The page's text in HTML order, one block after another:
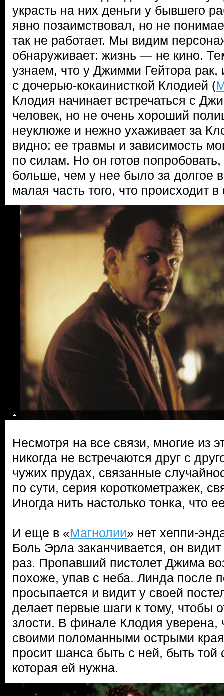
украсть на них деньги у бывшего
явно позаимствовал, но не
так не работает. Мы видим
обнаруживает: жизнь — не кино.
узнаем, что у Джимми Гейтора рак,
с дочерью-кокаинисткой Клодией (
Клодия начинает встречаться с
человек, но не очень хороший
неуклюже и нежно ухаживает за
видно: ее травмы и зависимость
по силам. Но он готов
больше, чем у нее было за долгое
малая часть того, что происходит
Несмотря на все связи, многие из
никогда не встречаются друг с
чужих прудах, связанные
по сути, серия короткометражек,
Иногда нить настолько тонка, что
И еще в «Магнолии» нет хеппи-
Боль Эрла заканчивается, он
раз. Пропавший пистолет Джима
похоже, упав с неба. Линда после
просыпается и видит у своей
делает первые шаги к тому, чтобы
злости. В финале Клодия уверена,
своими поломанными острыми
просит шанса быть с ней, быть
которая ей нужна.